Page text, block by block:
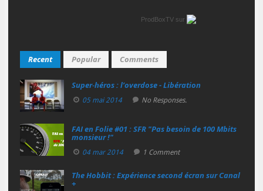
ProdBoxTV sur
Recent Popular Comments
Super‑héros : l’overdose - Libération
05 mai 2014 No Responses.
FAI en Folie #01 : SFR "Pas besoin de 100 Mbits
monsieur !"
04 mar 2014 1 Comment
The Hobbit : Expérience second écran sur Canal
+